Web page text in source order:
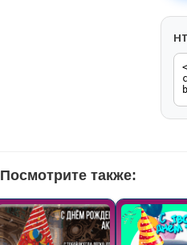
Посмотрите также: